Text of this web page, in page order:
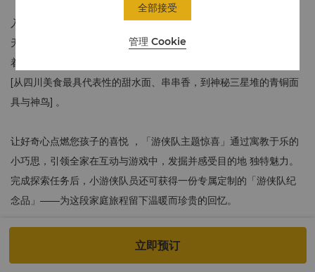
入住时，小游侠队员将领取专属探险灯，带领家人步入他们的秘密
天地——「游侠队奇想堡」。这里不仅有充满童趣的滑梯，更点缀
着以目的地 为灵感的徽章与刺绣布章， 生动展现本地文化印记：
[从四川美食最具代表性的甜水面、串串香，到神秘三星堆的青铜面
具与神鸟] 。
让好奇心点燃您孩子的喜悦 ，「游侠队主题惊喜」通过寓教于乐的
小巧思，引领全家在互动与游戏中，发掘并感受目的地 独特魅力。
完成探索任务后，小游侠队员还可获得一份专属定制的「游侠队纪
念品」——为这段家庭旅程留下温暖而珍贵的回忆。
图片仅供参考。
≈42-48 平方米/ 452-516 平方英尺
立即预订
管理 Cookie
全部接受